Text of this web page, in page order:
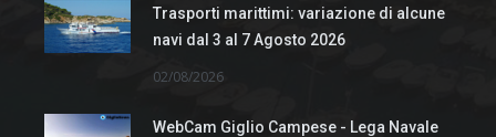
Trasporti marittimi: variazione di alcune
navi dal 3 al 7 Agosto 2026
02/08/2026
WebCam Giglio Campese - Lega Navale